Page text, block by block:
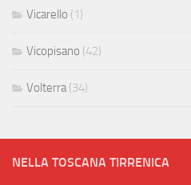
Vicarello (1)
Vicopisano (42)
Volterra (34)
NELLA TOSCANA TIRRENICA